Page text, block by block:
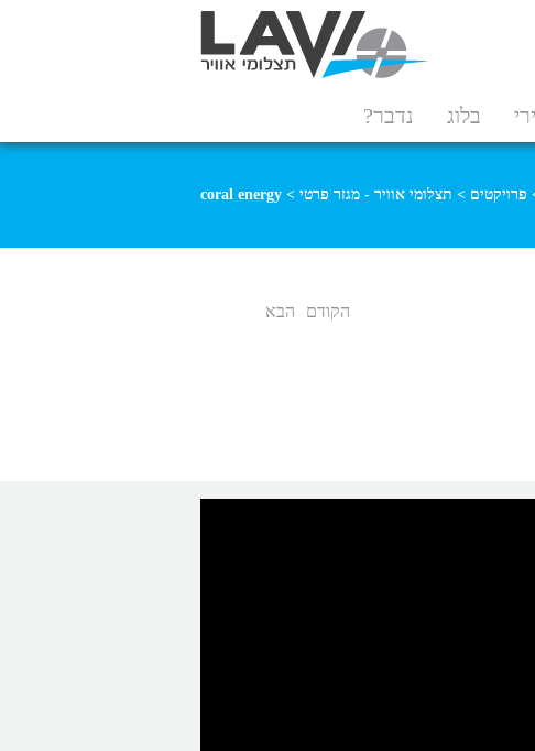
בלוג נדבר?
פרויקטים > תצלומי אוויר - מגזר פרטי >
coral energy
הבא הקודם